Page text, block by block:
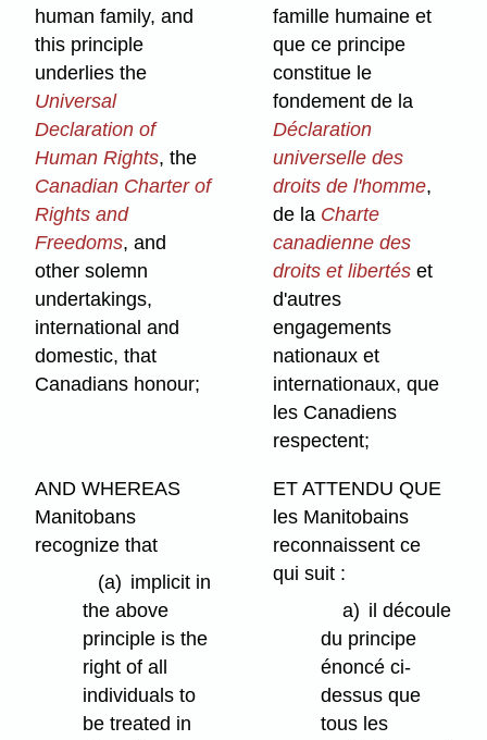
human family, and
this principle
underlies the
Universal
Declaration of
Human Rights, the
Canadian Charter of
Rights and
Freedoms, and
other solemn
undertakings,
international and
domestic, that
Canadians honour;
famille humaine et
que ce principe
constitue le
fondement de la
Déclaration
universelle des
droits de l'homme,
de la Charte
canadienne des
droits et libertés et
d'autres
engagements
nationaux et
internationaux, que
les Canadiens
respectent;
AND WHEREAS
Manitobans
recognize that
(a) implicit in
the above
principle is the
right of all
individuals to
be treated in
ET ATTENDU QUE
les Manitobains
reconnaissent ce
qui suit :
a) il découle
du principe
énoncé ci-
dessus que
tous les